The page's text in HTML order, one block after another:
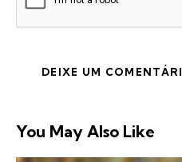
You May Also Like